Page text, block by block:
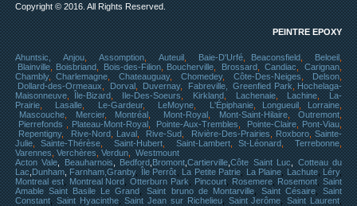
Copyright © 2016. All Rights Reserved.
PEINTRE EPOXY
Ahuntsic, Anjou,Assomption,Auteuil,Baie-D'Urfé,Beaconsfield,Beloeil,
Blainville,Boisbriand,Bois-des-Filion,Boucherville,Brossard,Candiac,Carignan,
Chambly,Charlemagne,Chateauguay,Chomedey,Côte-Des-Neiges,Delson,
Dollard-des-Ormeaux,Dorval,Duvernay,Fabreville, Greenfied Park,Hochelaga-
Maisonneuve,Île-Bizard,Ile-Des-Soeurs,Kirkland,Lachenaie,Lachine,La-
Prairie,Lasalle,Le-Gardeur,LeMoyne,L'Épiphanie,Longueuil,Lorraine,
Mascouche,Mercier,Montréal,Mont-Royal,Mont-Saint-Hilaire,Outremont,
Pierrefonds,Plateau-Mont-Royal,Pointe-Aux-Trembles,Pointe-Claire,Pont-Viau,
Repentigny,Rive-Nord,Laval,Rive-Sud,Rivière-Des-Prairies,Roxboro,Sainte-
Julie,Sainte-Thérèse,Saint-Hubert,Saint-Lambert,St-Léonard,Terrebonne,
Varennes,Verchères,Verdun,Westmount
Acton Vale,Beauharnois,Bedford,Bromont,Cartierville,Côte Saint Luc,Cotteau du
Lac,Dunham,Farnham,Granby,Île Perrôt,La Petite Patrie,La Plaine,Lachute,Léry,
Montreal est,Montreal Nord,Otterburn Park,Pincourt,Rosemere,Rosemont,Saint
Amable Saint Basile Le Grand,Saint bruno de Montarville,Saint Césaire,Saint
Constant,Saint Hyacinthe,Saint Jean surRichelieu,Saint Jerôme,Saint Laurent,